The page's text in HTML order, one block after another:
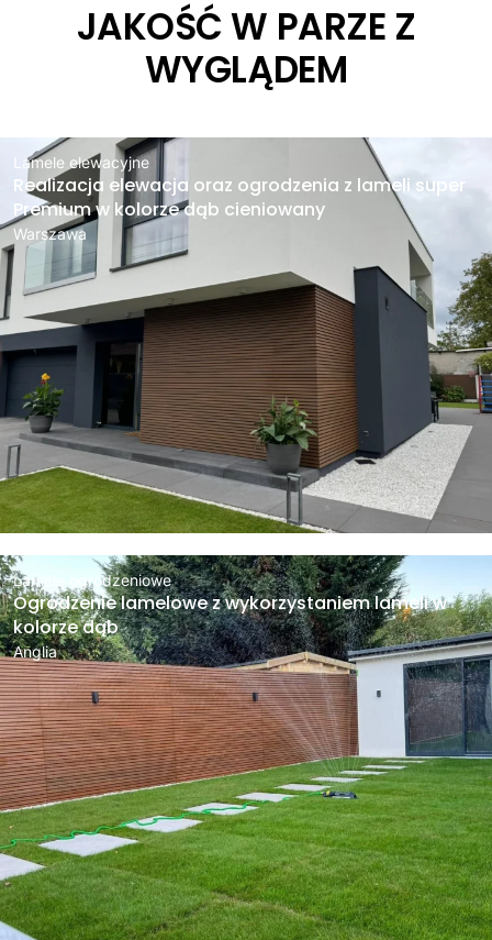
JAKOŚĆ W PARZE Z
WYGLĄDEM
Lamele elewacyjne
Realizacja elewacja oraz ogrodzenia z lameli super
Premium w kolorze dąb cieniowany
Warszawa
Lamele ogrodzeniowe
Ogrodzenie lamelowe z wykorzystaniem lameli w
kolorze dąb
Anglia